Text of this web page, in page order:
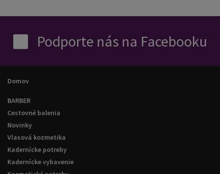
- nástavce 1,5 mm, 3 mm, 6 mm, 10 mm, 13 mm
- olej Podporte nás na Facebooku
Domov
BARBER
Cestovné balenia
Novinky
Vlasová kozmetika
Kadernícke potreby
Kadernícke vybavenie